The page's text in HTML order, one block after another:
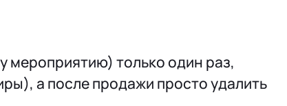
мероприятию) только один раз,
а после продажи просто удалить